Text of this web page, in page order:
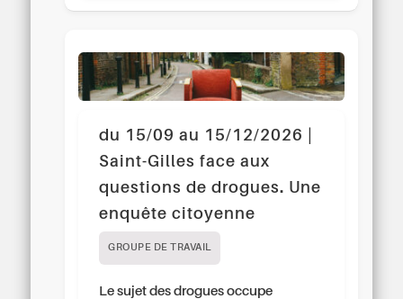
du 15/09 au 15/12/2026 |
Saint-Gilles face aux
questions de drogues. Une
enquête citoyenne
GROUPE DE TRAVAIL
Le sujet des drogues occupe